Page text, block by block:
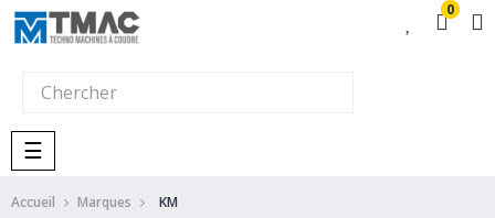
0
Basculer
la
navigation
☰
Accueil Marques KM